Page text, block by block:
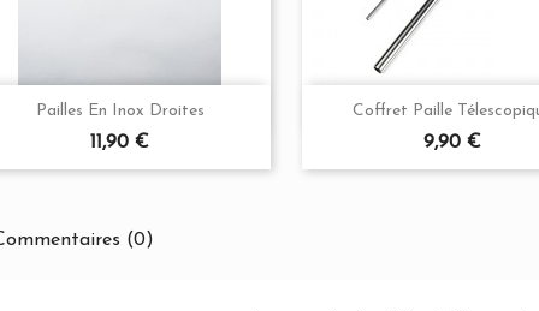
Pailles En Inox Droites
Prix
11,90 €
Aperçu rapide
Argenté
NoirBleu
Coffret Paille
Prix
9,90 €
Aperçu rapide
Argenté
NoirBleu
(0)